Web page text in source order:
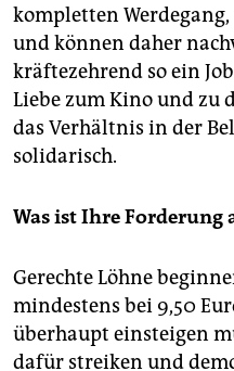
kompletten
und können daher
kräftezehrend so ein
Liebe zum Kino und zu
das Verhältnis in der
solidarisch.
Was ist Ihre Forderung
Gerechte Löhne
mindestens bei 9,50
überhaupt einsteigen
dafür streiken und